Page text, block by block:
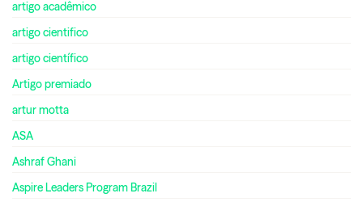
artigo acadêmico
artigo cientifico
artigo científico
Artigo premiado
artur motta
ASA
Ashraf Ghani
Aspire Leaders Program Brazil